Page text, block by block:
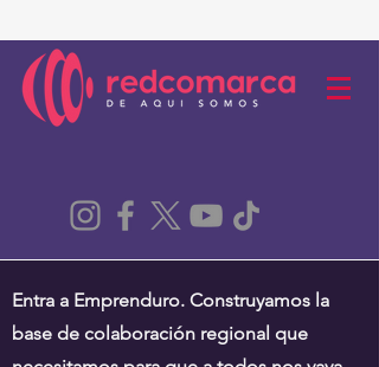
Entra a Emprenduro. Construyamos la
base de colaboración regional que